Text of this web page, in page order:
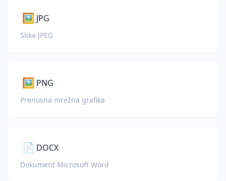
🖼️ JPG
Slika JPEG
🖼️ PNG
Prenosna mrežna grafika
📄 DOCX
Dokument Microsoft Word